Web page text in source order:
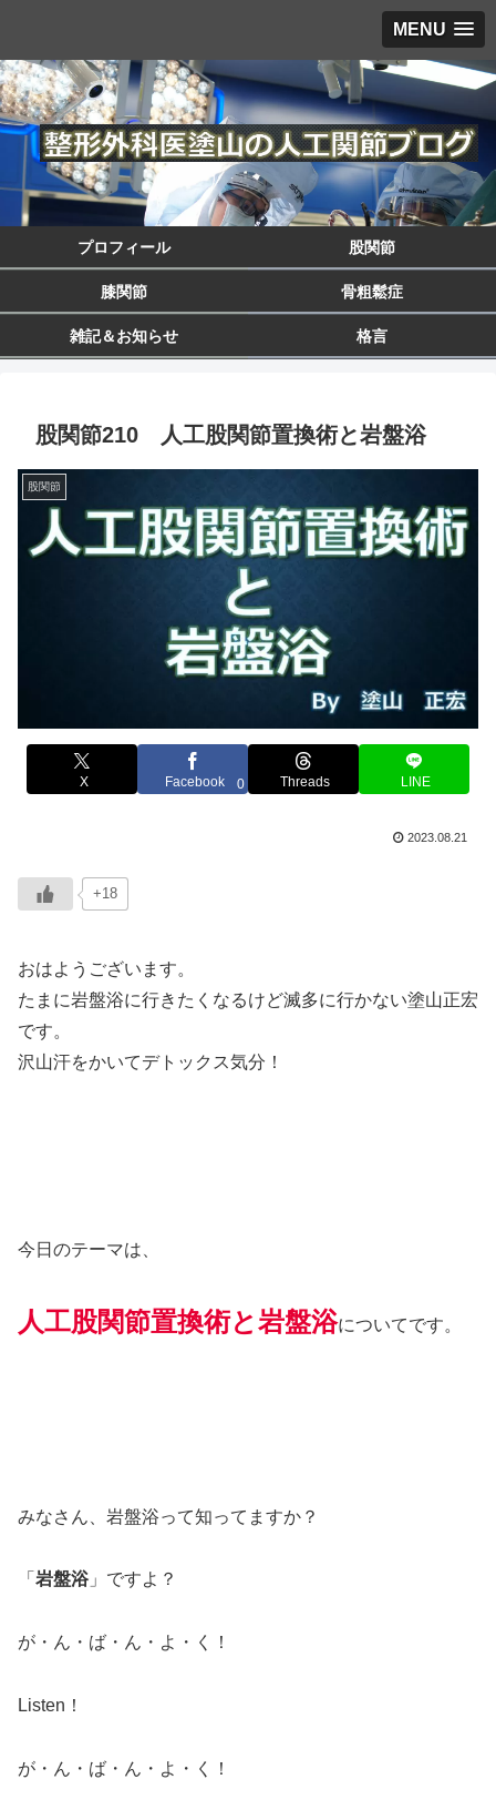
MENU
プロフィール 股関節
膝関節 骨粗鬆症
雑記＆お知らせ 格言
股関節210 人工股関節置換術と岩盤浴
股関節
X Facebook 0 Threads LINE
2023.08.21
+18
おはようございます。
たまに岩盤浴に行きたくなるけど滅多に行かない塗山正宏
です。
沢山汗をかいてデトックス気分！
今日のテーマは、
人工股関節置換術と岩盤浴についてです。
みなさん、岩盤浴って知ってますか？
「 岩盤浴 」ですよ？
が・ん・ば・ん・よ・く！
Listen！
が・ん・ば・ん・よ・く！